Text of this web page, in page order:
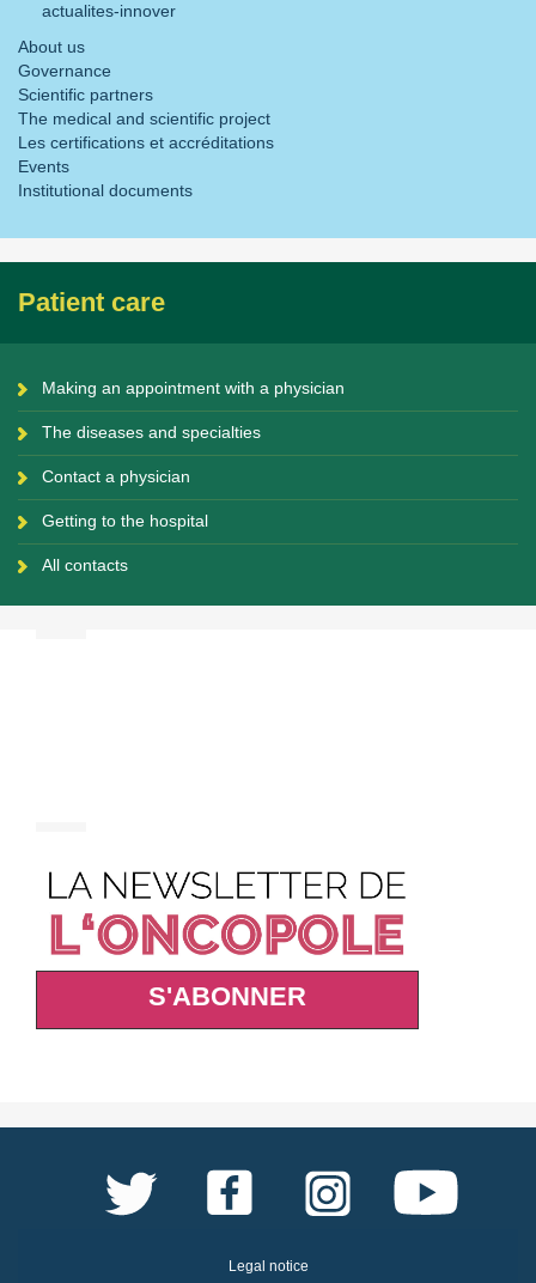
actualites-innover
About us
Governance
Scientific partners
The medical and scientific project
Les certifications et accréditations
Events
Institutional documents
Patient care
Making an appointment with a physician
The diseases and specialties
Contact a physician
Getting to the hospital
All contacts
S'ABONNER
Legal notice